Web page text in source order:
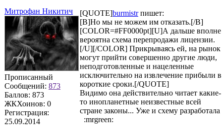
Митрофан Никитич
Прописанный
Сообщений: 873
Баллов: 873
ЖКХоинов: 0
Регистрация:
25.09.2014
[QUOTE]burmistrпишет:
[B]Но мы не можем им отказать.[/B]
[COLOR=#FF0000pt][U]А дальше вполне
вероятна схема перепродажи лицензии.
[/U][/COLOR] Прикрываясь ей, на рынок
могут прийти совершенно другие люди,
неподготовленные и нацеленные
исключительно на извлечение прибыли в
короткие сроки.[/QUOTE]
Видимо она действительно читает какие-
то инопланетные неизвестные всей
стране законы... Уже и схему разработала
:mrgreen: